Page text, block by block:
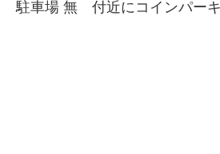
駐車場 無 付近にコインパーキ